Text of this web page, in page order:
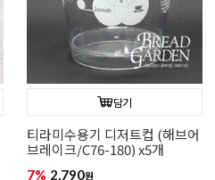
담기
티라미수용기 디저트컵 (해브어
브레이크/C76-180) x5개
7% 2,790원